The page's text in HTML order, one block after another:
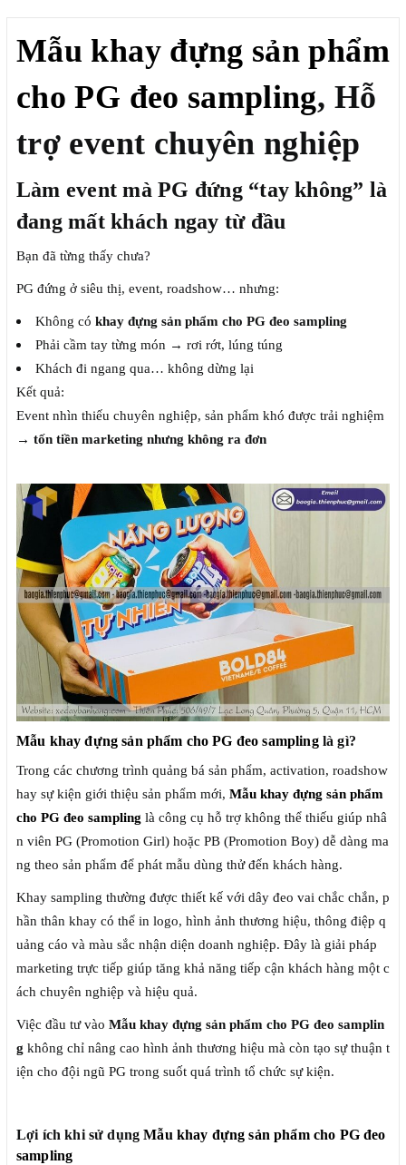
Mẫu khay đựng sản phẩm
cho PG đeo sampling, Hỗ
trợ event chuyên nghiệp
Làm event mà PG đứng “tay không” là
đang mất khách ngay từ đầu
Bạn đã từng thấy chưa?
PG đứng ở siêu thị, event, roadshow… nhưng:
Không có khay đựng sản phẩm cho PG đeo sampling
Phải cầm tay từng món → rơi rớt, lúng túng
Khách đi ngang qua… không dừng lại
Kết quả:
Event nhìn thiếu chuyên nghiệp, sản phẩm khó được trải nghiệm
→ tốn tiền marketing nhưng không ra đơn
Mẫu khay đựng sản phẩm cho PG đeo samplinglà gì?
Trong các chương trình quảng bá sản phẩm, activation, roadshow
hay sự kiện giới thiệu sản phẩm mới, Mẫu khay đựng sản phẩm
cho PG đeo sampling là công cụ hỗ trợ không thể thiếu giúp nhâ
n viên PG (Promotion Girl) hoặc PB (Promotion Boy) dễ dàng ma
ng theo sản phẩm để phát mẫu dùng thử đến khách hàng.
Khay sampling thường được thiết kế với dây đeo vai chắc chắn, p
hần thân khay có thể in logo, hình ảnh thương hiệu, thông điệp q
uảng cáo và màu sắc nhận diện doanh nghiệp. Đây là giải pháp
marketing trực tiếp giúp tăng khả năng tiếp cận khách hàng một c
ách chuyên nghiệp và hiệu quả.
Việc đầu tư vào Mẫu khay đựng sản phẩm cho PG đeo samplin
g không chỉ nâng cao hình ảnh thương hiệu mà còn tạo sự thuận t
iện cho đội ngũ PG trong suốt quá trình tổ chức sự kiện.
Lợi ích khi sử dụngMẫu khay đựng sản phẩm cho PG đeo
sampling